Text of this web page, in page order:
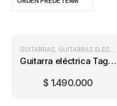
GUITARRAS GUITARRAS ELÉCTRICAS
Guitarra eléctrica Tagima TW-61 Party Red
$ 1.490.000